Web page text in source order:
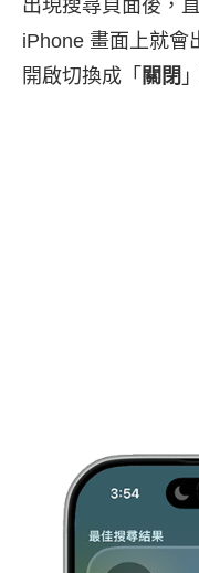
出現搜尋頁面後，
iPhone 畫面上就會
開啟切換成「 關閉